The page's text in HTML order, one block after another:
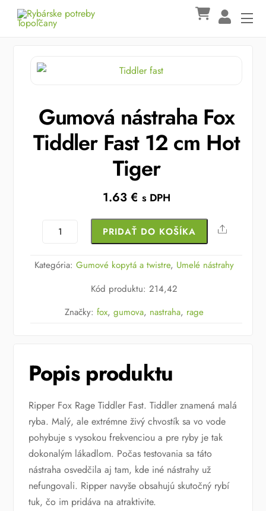
Gumová nástraha Fox
Tiddler Fast 12 cm Hot
Tiger
1.63 € s DPH
množstvo
nástraha
Tiger
PRIDAŤ DO KOŠÍKA Share
Kategória:Gumové kopytá a twistre, Umelé nástrahy
Kód produktu:214,42
Značky:fox,gumova, nastraha, rage
Popis produktu
Ripper Fox Rage Tiddler Fast. Tiddler znamená malá
ryba. Malý, ale extrémne živý chvostík sa vo vode
pohybuje s vysokou frekvenciou a pre ryby je tak
dokonalým lákadlom. Počas testovania sa táto
nástraha osvedčila aj tam, kde iné nástrahy už
nefungovali. Ripper navyše obsahujú skutočný rybí
tuk, čo im pridáva na atraktivite.